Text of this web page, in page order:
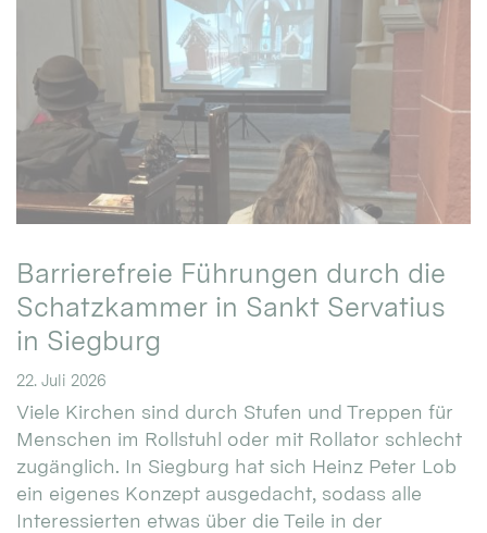
Barrierefreie Führungen durch die
Schatzkammer in Sankt Servatius
in Siegburg
22. Juli 2026
Viele Kirchen sind durch Stufen und Treppen für
Menschen im Rollstuhl oder mit Rollator schlecht
zugänglich. In Siegburg hat sich Heinz Peter Lob
ein eigenes Konzept ausgedacht, sodass alle
Interessierten etwas über die Teile in der